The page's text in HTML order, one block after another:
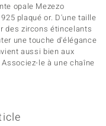
opale Mezezo
plaqué or. D'une taille
des zircons étincelants
une touche d'élégance
aussi bien aux
le à une chaîne